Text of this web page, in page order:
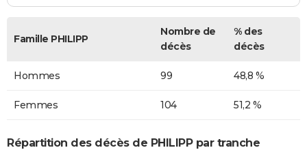
Famille PHILIPP
Nombre de
décès
% des
décès
Hommes 99 48,8 %
Femmes 104 51,2 %
Répartition des décès de PHILIPP par tranche